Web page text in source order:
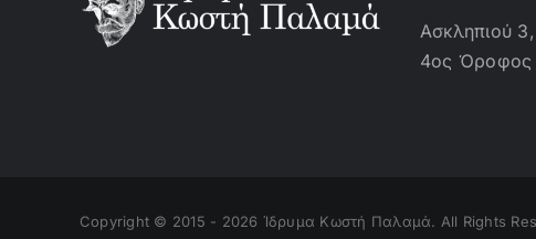
Ασκληπιού
4ος Όροφος
Copyright © 2015 - 2026 Ίδρυμα Κωστή Παλαμά. All Rights